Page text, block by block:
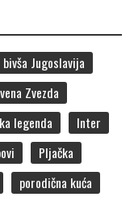
bivša Jugoslavija
Zvezda
legenda
Inter
Pljačka
porodična kuća